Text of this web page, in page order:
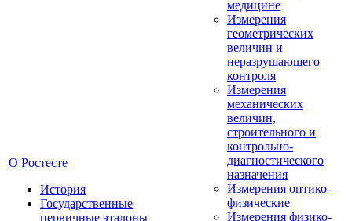
О Ростесте
История
Государственные
первичные эталоны
медицине
Измерения
геометрических
величин и
неразрушающего
контроля
Измерения
механических
величин,
строительного и
контрольно-
диагностического
назначения
Измерения оптико-
физические
Измерения физико-